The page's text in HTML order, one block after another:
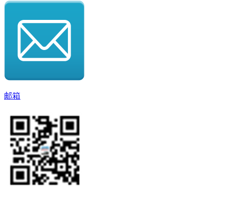
邮箱